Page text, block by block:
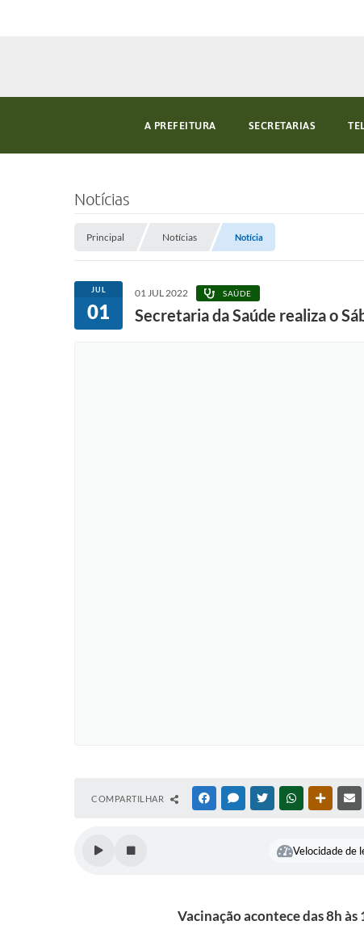
A PREFEITURA SECRETARIAS
Notícias
Principal Notícias Notícia
JUL
01
01 JUL 2022 SAÚDE
Secretaria da Saúde realiza o
COMPARTILHAR FACEBOOKMESSENGER
TWITTERWHATSAPP
Velocidade de
Vacinação acontece das 8h